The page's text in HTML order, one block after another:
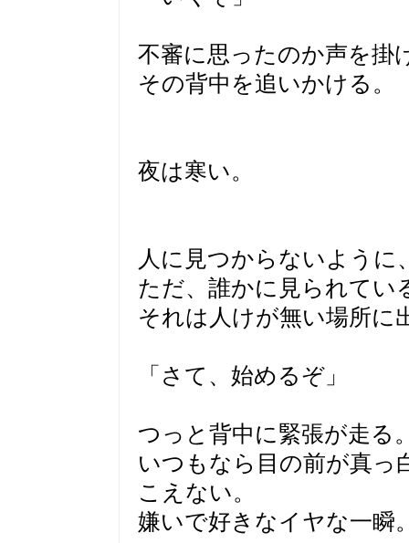
不審に思ったのか声を掛
その背中を追いかける。
夜は寒い。
人に見つからないように
ただ、誰かに見られてい
それは人けが無い場所に
「さて、始めるぞ」
つっと背中に緊張が走る
いつもなら目の前が真っ
こえない。
嫌いで好きなイヤな一瞬